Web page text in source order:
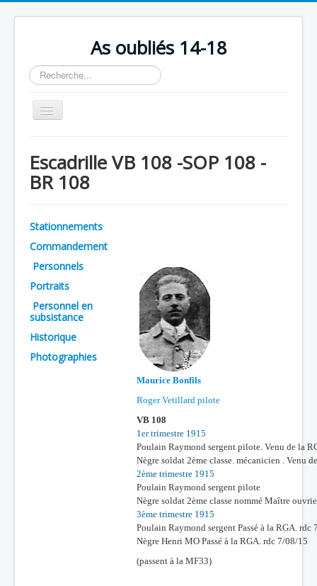
As oubliés 14-18
Rechercher
Basculer
la
Chronologie
Escadrilles
Avions
Personnels
Formation
Doctrines
Batailles
Les As
Escadrille VB 108 -SOP 108 -
BR 108
Stationnements
Commandement
Personnels
Portraits
Personnel en
subsistance
Historique
Photographies
Maurice Bonfils
Roger Vetillard pilote
VB 108
1er trimestre 1915
Poulain Raymond sergent pilote. Venu de la
Nègre soldat 2ème classe. mécanicien . Venu
2ème trimestre 1915
Poulain Raymond sergent pilote
Nègre soldat 2ème classe nommé Maître
3ème trimestre 1915
Poulain Raymond sergent Passé à la RGA. rdc
Nègre Henri MO Passé à la RGA. rdc 7/08/15
(passent à la MF33)